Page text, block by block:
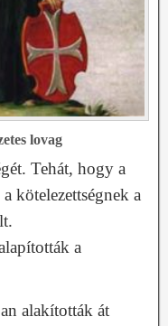
lovag
Tehát, hogy a
kötelezettségnek a
a
alakították át